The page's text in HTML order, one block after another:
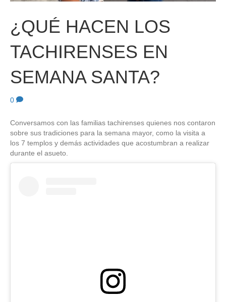
¿QUÉ HACEN LOS
TACHIRENSES EN
SEMANA SANTA?
0
Conversamos con las familias tachirenses quienes nos contaron
sobre sus tradiciones para la semana mayor, como la visita a
los 7 templos y demás actividades que acostumbran a realizar
durante el asueto.